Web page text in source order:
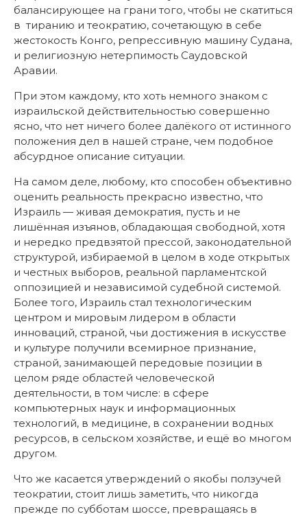
балансирующее на грани того, чтобы не скатиться
в тиранию и теократию, сочетающую в себе
жестокость Конго, репрессивную машину Судана,
и религиозную нетерпимость Саудовской
Аравии.
При этом каждому, кто хоть немного знаком с
израильской действительностью совершенно
ясно, что нет ничего более далёкого от истинного
положения дел в нашей стране, чем подобное
абсурдное описание ситуации.
На самом деле, любому, кто способен объективно
оценить реальность прекрасно известно, что
Израиль — живая демократия, пусть и не
лишённая изъянов, обладающая свободной, хотя
и нередко предвзятой прессой, законодательной
структурой, избираемой в целом в ходе открытых
и честных выборов, реальной парламентской
оппозицией и независимой судебной системой.
Более того, Израиль стал технологическим
центром и мировым лидером в области
инноваций, страной, чьи достижения в искусстве
и культуре получили всемирное признание,
страной, занимающей передовые позиции в
целом ряде областей человеческой
деятельности, в том числе: в сфере
компьютерных наук и информационных
технологий, в медицине, в сохранении водных
ресурсов, в сельском хозяйстве, и ещё во многом
другом.
Что же касается утверждений о якобы ползучей
теократии, стоит лишь заметить, что никогда
прежде по субботам шоссе, превращаясь в